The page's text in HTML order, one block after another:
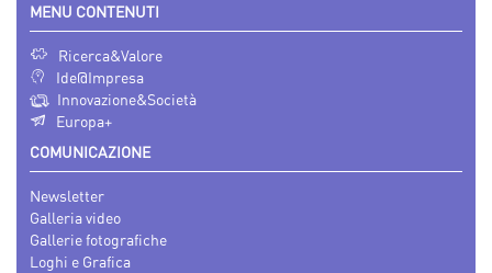
MENU CONTENUTI
Ricerca&Valore
Ide@Impresa
Innovazione&Società
Europa+
COMUNICAZIONE
Newsletter
Galleria video
Gallerie fotografiche
Loghi e Grafica